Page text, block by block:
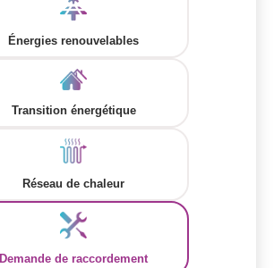
Énergies renouvelables
Transition énergétique
Réseau de chaleur
Demande de raccordement